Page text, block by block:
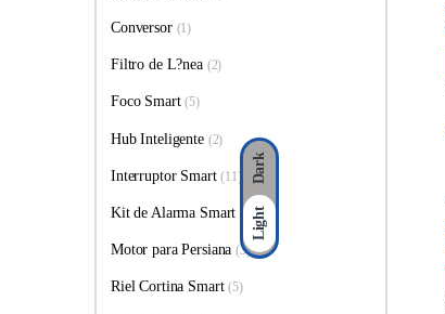
Dark
Light
Conversor (1)
Filtro de L?nea (2)
Foco Smart(5)
Hub Inteligente (2)
Interruptor Smart(11)
Kit de Alarma Smart (1)
Motor para Persiana(3)
Riel Cortina Smart(5)